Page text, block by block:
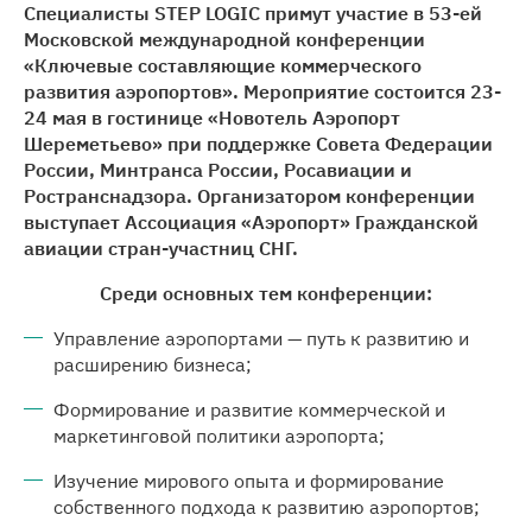
Специалисты STEP LOGIC примут участие в 53-ей
Московской международной конференции
«Ключевые составляющие коммерческого
развития аэропортов». Мероприятие состоится 23-
24 мая в гостинице «Новотель Аэропорт
Шереметьево» при поддержке Совета Федерации
России, Минтранса России, Росавиации и
Ространснадзора. Организатором конференции
выступает Ассоциация «Аэропорт» Гражданской
авиации стран-участниц СНГ.
Среди основных тем конференции:
Управление аэропортами — путь к развитию и
расширению бизнеса;
Формирование и развитие коммерческой и
маркетинговой политики аэропорта;
Изучение мирового опыта и формирование
собственного подхода к развитию аэропортов;